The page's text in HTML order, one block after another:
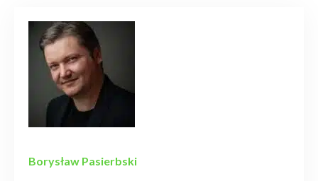
Borysław Pasierbski